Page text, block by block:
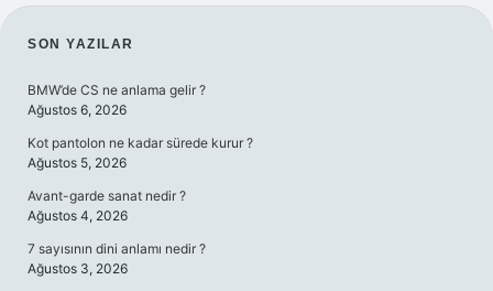
SIDEBAR
SON YAZILAR
BMW’de CS ne anlama gelir ?
Ağustos 6, 2026
Kot pantolon ne kadar sürede kurur ?
Ağustos 5, 2026
Avant-garde sanat nedir ?
Ağustos 4, 2026
7 sayısının dini anlamı nedir ?
Ağustos 3, 2026